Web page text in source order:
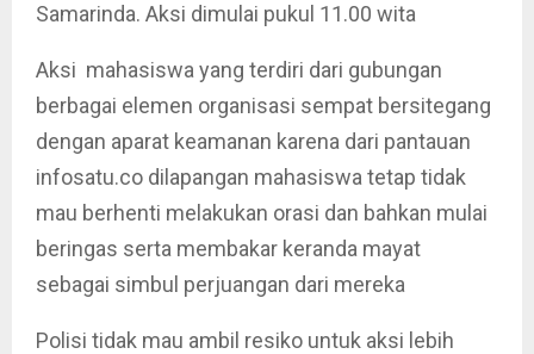
Samarinda. Aksi dimulai pukul 11.00 wita
Aksi mahasiswa yang terdiri dari gubungan
berbagai elemen organisasi sempat bersitegang
dengan aparat keamanan karena dari pantauan
infosatu.co dilapangan mahasiswa tetap tidak
mau berhenti melakukan orasi dan bahkan mulai
beringas serta membakar keranda mayat
sebagai simbul perjuangan dari mereka
Polisi tidak mau ambil resiko untuk aksi lebih